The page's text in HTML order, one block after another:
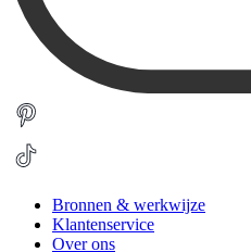
Bronnen & werkwijze
Klantenservice
Over ons